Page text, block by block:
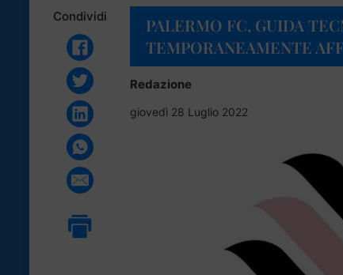
Condividi
PALERMO FC, GUIDA
TEMPORANEAMENTE
Redazione
giovedì 28 Luglio 2022